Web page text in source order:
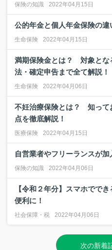
保険の知識 2022年04月15日
公的年金と個人年金保険の違
生命保険 2022年04月15日
満期保険金とは？ 対象とな
法・確定申告まで全て解説！
生命保険 2022年04月06日
不妊治療保険とは？ 知って
点を徹底解説！
医療保険 2022年04月15日
自営業者やフリーランスが
保険の知識 2022年04月06日
【令和２年分】スマホでで
便利に！
社会保障・税 2022年04月06日
次の新着